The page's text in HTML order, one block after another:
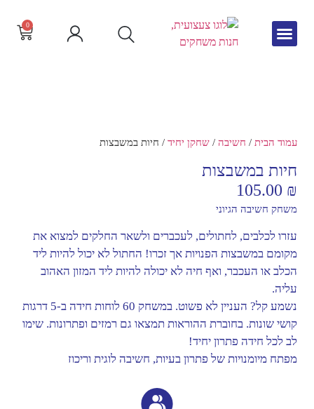
0
עמוד הבית / חשיבה / שחקן יחיד / חיות במשבצות
חיות במשבצות
105.00 ₪
משחק חשיבה הגיוני
עזרו לכלבים, לחתולים, לעכברים ולשאר החלקים למצוא את
מקומם במשבצות הפנויות אך זכרו! החתול לא יכול להיות ליד
הכלב או העכבר, ואף חיה לא יכולה להיות ליד המזון האהוב
עליה.
נשמע קל? העניין לא פשוט. במשחק 60 לוחות חידה ב-5 דרגות
קושי שונות. בחוברת ההוראות תמצאו גם רמזים ופתרונות. שימו
לב לכל חידה פתרון יחיד!
מפתח מיומנויות של פתרון בעיות, חשיבה לוגית וריכוז